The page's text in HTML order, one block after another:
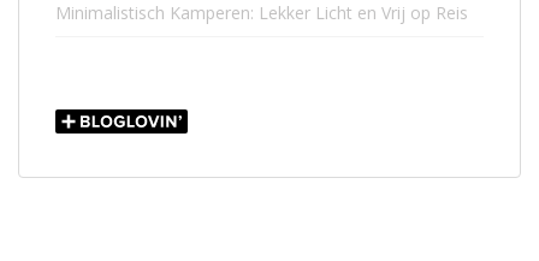
Minimalistisch Kamperen: Lekker Licht en Vrij op Reis